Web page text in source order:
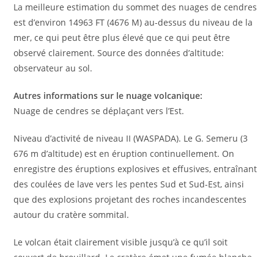
La meilleure estimation du sommet des nuages de cendres
est d’environ 14963 FT (4676 M) au-dessus du niveau de la
mer, ce qui peut être plus élevé que ce qui peut être
observé clairement. Source des données d’altitude:
observateur au sol.
Autres informations sur le nuage volcanique:
Nuage de cendres se déplaçant vers l’Est.
Niveau d’activité de niveau II (WASPADA). Le G. Semeru (3
676 m d’altitude) est en éruption continuellement. On
enregistre des éruptions explosives et effusives, entraînant
des coulées de lave vers les pentes Sud et Sud-Est, ainsi
que des explosions projetant des roches incandescentes
autour du cratère sommital.
Le volcan était clairement visible jusqu’à ce qu’il soit